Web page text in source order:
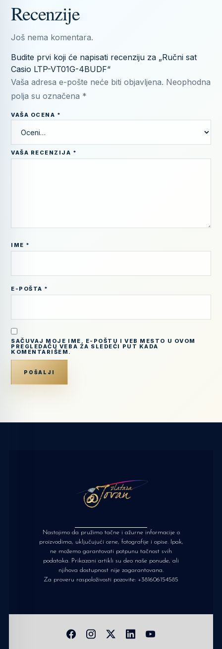
Recenzije
Još nema komentara.
Budite prvi koji će napisati recenziju za „Ručni sat
Casio LTP-VT01G-4BUDF“
Vaša adresa e-pošte neće biti objavljena. Neophodna
polja su označena *
VAŠA OCENA *
VAŠA RECENZIJA *
IME *
E-POŠTA *
SAČUVAJ MOJE IME, E-POŠTU I VEB MESTO U OVOM
PREGLEDAČU VEBA ZA SLEDEĆI PUT KADA
KOMENTARIŠEM.
Nastojimo da pružimo tačne i ažurne informacije o
proizvodima, uključujući cene, fotografije i opise. Ipak,
ne možemo garantovati potpunu tačnost svih
podataka. Prikazani artikli su deo naše ponude, ali
njihova dostupnost nije zagarantovana.
Za proveru raspoloživosti pozovite: +381606154585